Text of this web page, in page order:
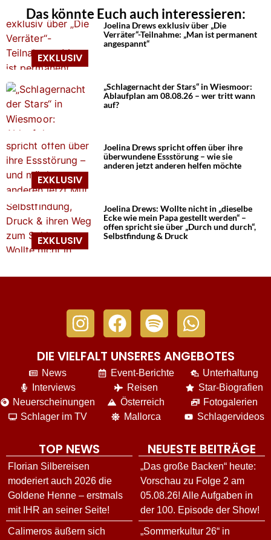
Das könnte Euch auch interessieren:
Joelina Drews exklusiv über „Die
Verräter“-Teilnahme: „Man ist permanent
angespannt“
„Schlagernacht der Stars“ in Wiesmoor:
Ablaufplan am 08.08.26 – wer tritt wann
auf?
Joelina Drews spricht offen über ihre
überwundene Essstörung – wie sie
anderen jetzt anderen helfen möchte
Joelina Drews: Wollte nicht in „dieselbe
Ecke wie mein Papa gestellt werden“ –
offen spricht sie über „Durch und durch“,
Selbstfindung & Druck
DIE VIELFALT UNSERES ANGEBOTES
News
Interviews
Neuerscheinungen
Schlager im TV
Event-Berichte
Reisen
Österreich
Mallorca
Unterhaltung
Star-Biografien
Fotogalerien
Schlagervideos
TOP NEWS
Florian Silbereisen
moderiert auch 2026 die
Goldene Henne – erstmals
mit IHR an seiner Seite!
Calimeros äußern sich
NEUESTE BEITRÄGE
„Das große Backen“ heute:
Vorschau zu Folge 2 am
05.08.26! Alle Aufgaben in
der 100. Episode der Show!
„Sommerkultur 26“ in